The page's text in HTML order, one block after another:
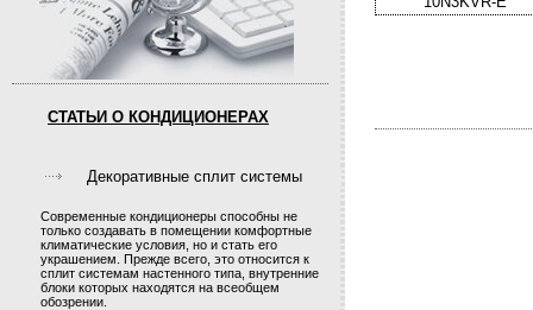
СТАТЬИ О КОНДИЦИОНЕРАХ
Декоративные сплит системы
Современные кондиционеры способны не
только создавать в помещении комфортные
климатические условия, но и стать его
украшением. Прежде всего, это относится к
сплит системам настенного типа, внутренние
блоки которых находятся на всеобщем
обозрении.